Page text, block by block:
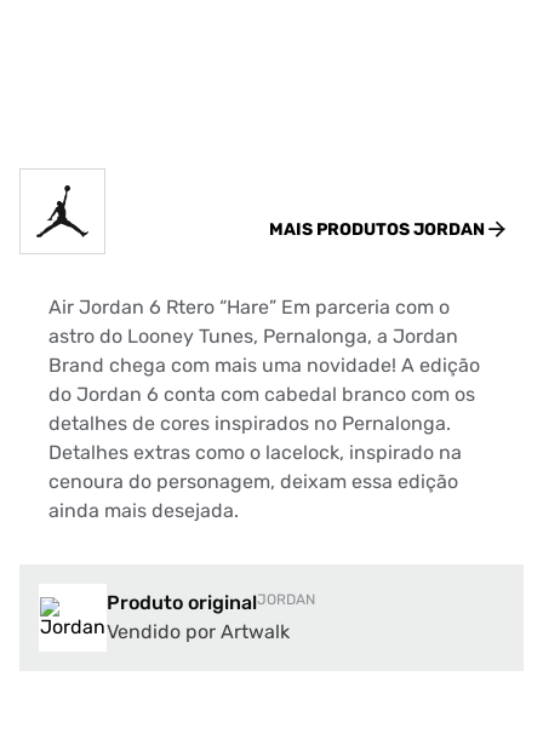
MAIS PRODUTOSJORDAN
Air Jordan 6 Rtero “Hare” Em parceria com o
astro do Looney Tunes, Pernalonga, a Jordan
Brand chega com mais uma novidade! A edição
do Jordan 6 conta com cabedal branco com os
detalhes de cores inspirados no Pernalonga.
Detalhes extras como o lacelock, inspirado na
cenoura do personagem, deixam essa edição
ainda mais desejada.
Produto originalJORDAN
Vendido por Artwalk